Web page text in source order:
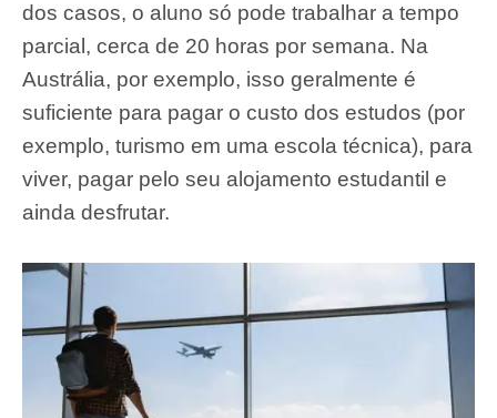
dos casos, o aluno só pode trabalhar a tempo
parcial, cerca de 20 horas por semana. Na
Austrália, por exemplo, isso geralmente é
suficiente para pagar o custo dos estudos (por
exemplo, turismo em uma escola técnica), para
viver, pagar pelo seu alojamento estudantil e
ainda desfrutar.